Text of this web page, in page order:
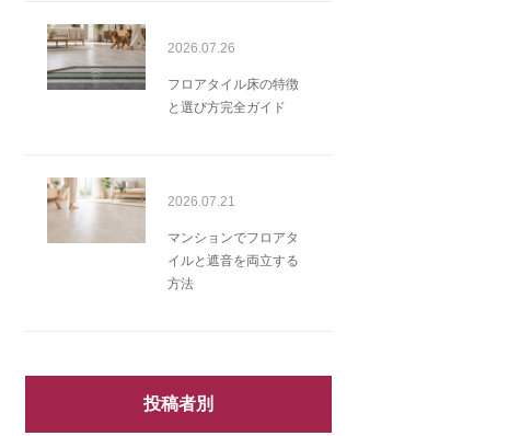
2026.07.26
フロアタイル床の特徴
と選び方完全ガイド
2026.07.21
マンションでフロアタ
イルと遮音を両立する
方法
投稿者別